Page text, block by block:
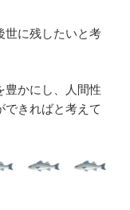
世に残したいと考
豊かにし、人間性
できればと考えて